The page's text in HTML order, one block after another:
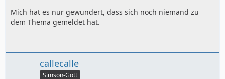
Mich hat es nur gewundert, dass sich noch niemand zu
dem Thema gemeldet hat.
callecalle
Simson-Gott